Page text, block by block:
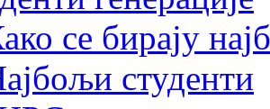
се бирају
студенти